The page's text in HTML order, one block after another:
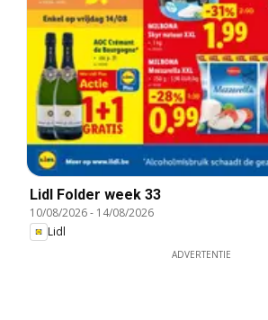
Lidl Folder week 33
10/08/2026- 14/08/2026
Lidl
ADVERTENTIE